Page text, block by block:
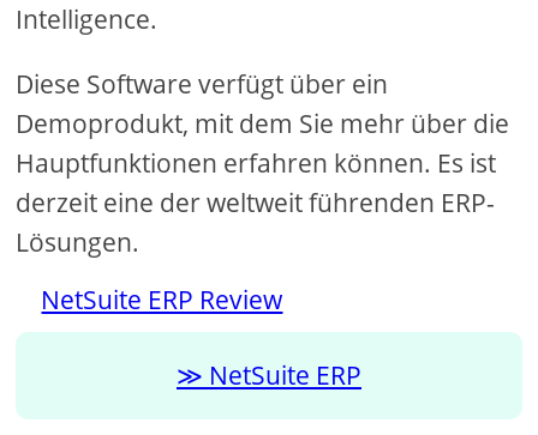
Intelligence.
Diese Software verfügt über ein
Demoprodukt, mit dem Sie mehr über die
Hauptfunktionen erfahren können. Es ist
derzeit eine der weltweit führenden ERP-
Lösungen.
NetSuite ERP Review
NetSuite ERP